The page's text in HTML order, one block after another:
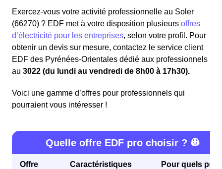
Exercez-vous votre activité professionnelle au Soler
(66270) ? EDF met à votre disposition plusieurs offres
d’électricité pour les entreprises, selon votre profil. Pour
obtenir un devis sur mesure, contactez le service client
EDF des Pyrénées-Orientales dédié aux professionnels
au 3022 (du lundi au vendredi de 8h00 à 17h30).
Voici une gamme d’offres pour professionnels qui
pourraient vous intéresser !
Quelle offre EDF pro choisir ? 👷
Offre Caractéristiques
Pour quels